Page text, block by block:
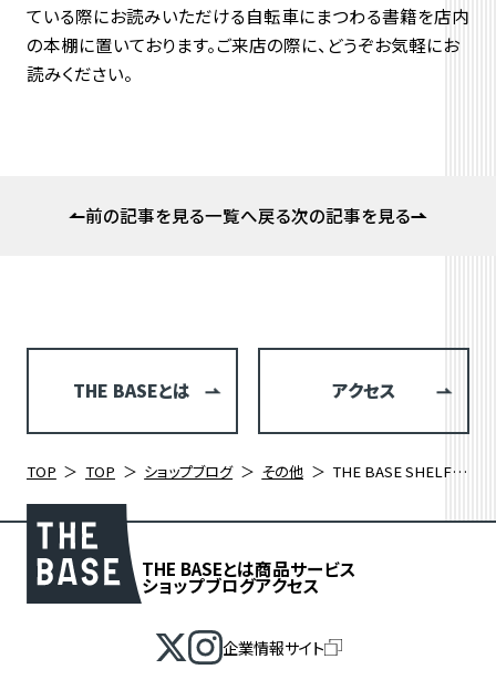
ている際にお読みいただける自転車にまつわる書籍を店内
の本棚に置いております。ご来店の際に、どうぞお気軽にお
読みください。
前の記事を見る一覧へ戻る次の記事を見る
THE BASEとは アクセス
TOP TOP ショップブログ その他 THE BASE SHELF 本棚の一冊 「コーヒーは楽しい！ セバスチャン・ラシヌー/チュング-レング トラン著」
THE BASEとは商品サービス
ショップブログアクセス
企業情報サイト